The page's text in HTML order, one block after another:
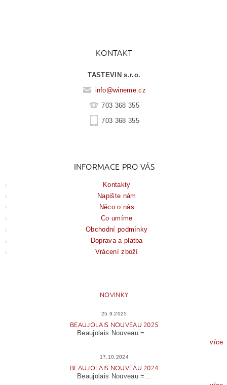
KONTAKT
TASTEVIN s.r.o.
info@wineme.cz
703 368 355
703 368 355
INFORMACE PRO VÁS
Kontakty
Napište nám
Něco o nás
Co umíme
Obchodní podmínky
Doprava a platba
Vrácení zboží
NOVINKY
25.9.2025
BEAUJOLAIS NOUVEAU 2025
Beaujolais Nouveau =...
více
17.10.2024
BEAUJOLAIS NOUVEAU 2024
Beaujolais Nouveau =...